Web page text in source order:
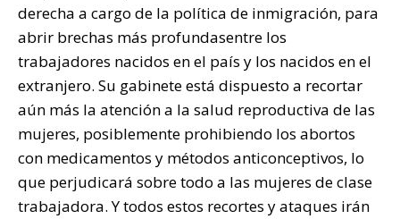
derecha a cargo de la política de inmigración, para
abrir brechas más profundasentre los
trabajadores nacidos en el país y los nacidos en el
extranjero. Su gabinete está dispuesto a recortar
aún más la atención a la salud reproductiva de las
mujeres, posiblemente prohibiendo los abortos
con medicamentos y métodos anticonceptivos, lo
que perjudicará sobre todo a las mujeres de clase
trabajadora. Y todos estos recortes y ataques irán